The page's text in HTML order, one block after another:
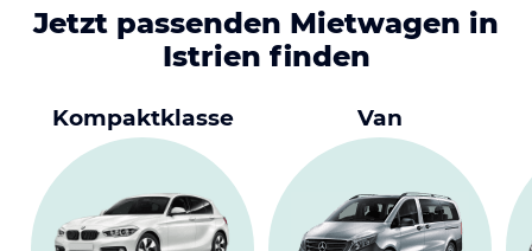
Jetzt passenden Mietwagen in
Istrien finden
Kompaktklasse Van